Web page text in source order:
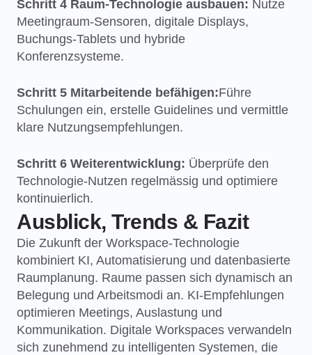
Schritt 4 Raum-Technologie ausbauen: Nutze
Meetingraum-Sensoren, digitale Displays,
Buchungs-Tablets und hybride
Konferenzsysteme.
Schritt 5 Mitarbeitende befähigen:Führe
Schulungen ein, erstelle Guidelines und vermittle
klare Nutzungsempfehlungen.
Schritt 6 Weiterentwicklung: Überprüfe den
Technologie-Nutzen regelmässig und optimiere
kontinuierlich.
Ausblick, Trends & Fazit
Die Zukunft der Workspace-Technologie
kombiniert KI, Automatisierung und datenbasierte
Raumplanung. Raume passen sich dynamisch an
Belegung und Arbeitsmodi an. KI-Empfehlungen
optimieren Meetings, Auslastung und
Kommunikation. Digitale Workspaces verwandeln
sich zunehmend zu intelligenten Systemen, die